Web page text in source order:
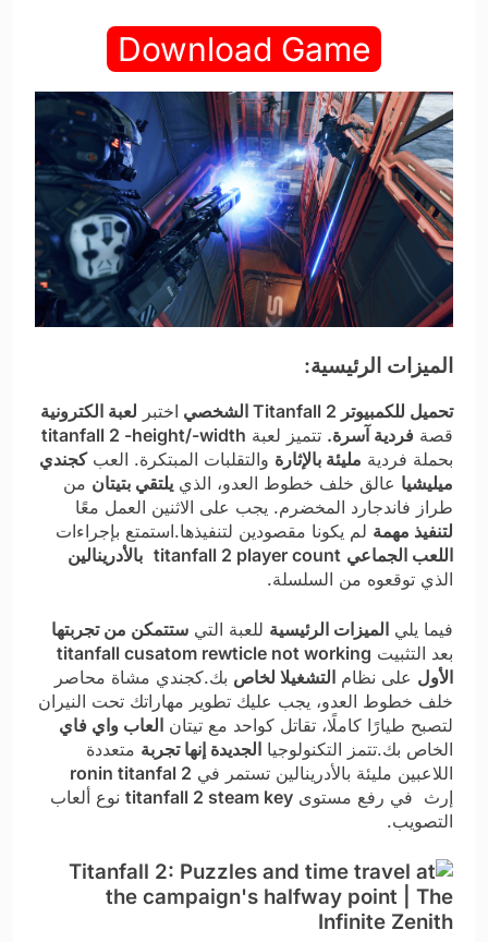
Download Game
الميزات الرئيسية:
تحميل للكمبيوتر Titanfall 2 الشخصي اختبر لعبة الكترونية
قصة فردية آسرة. تتميز لعبة titanfall 2 -height/-width
بحملة فردية مليئة بالإثارة والتقلبات المبتكرة. العبكجندي
ميليشيا عالق خلف خطوط العدو، الذي يلتقي بتيتان من
طراز فاندجارد المخضرم. يجب على الاثنين العمل معًا
لتنفيذ مهمة لم يكونا مقصودين لتنفيذها.استمتع بإجراءات
اللعب الجماعي titanfall 2 player count بالأدرينالين
الذي توقعوه من السلسلة.
فيما يلي الميزات الرئيسية للعبة التي ستتمكن من تجربتها
بعد التثبيت titanfall cusatom rewticle not working
الأول على نظام التشغيلا لخاص بك.كجندي مشاة محاصر
خلف خطوط العدو، يجب عليك تطوير مهاراتك تحت النيران
لتصبح طيارًا كاملًا، تقاتل كواحد مع تيتان العاب واي فاي
الخاص بك.تتمز التكنولوجيا الجديدة إنها تجربة متعددة
اللاعبين مليئة بالأدرينالين تستمر في ronin titanfal 2
إرث في رفع مستوى titanfall 2 steam key نوع ألعاب
التصويب.